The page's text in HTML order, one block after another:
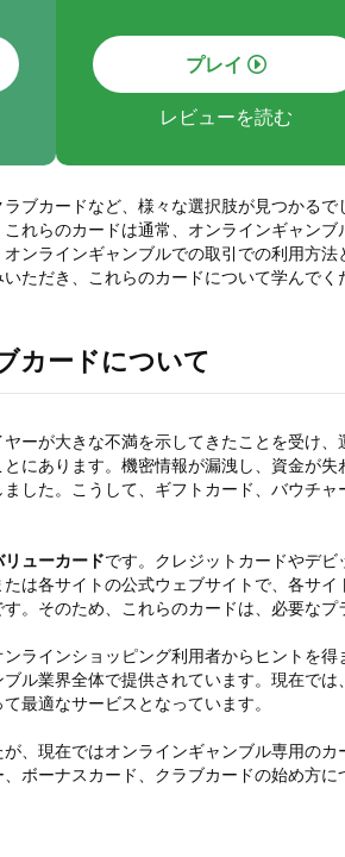
プレイ
レビューを読む
ブカードなど、様々な選択肢が見つかる
れらのカードは通常、オンラインギャン
ンラインギャンブルでの取引での利用方
ただき、これらのカードについて学んで
カードについて
ーが大きな不満を示してきたことを受け
あります。機密情報が漏洩し、資金が失
した。こうして、ギフトカード、バウチ
ューカードです。クレジットカードやデ
は各サイトの公式ウェブサイトで、各サ
す。そのため、これらのカードは、必要なプ
ラインショッピング利用者からヒントを
ル業界全体で提供されています。現在で
最適なサービスとなっています。
、現在ではオンラインギャンブル専用の
ーナスカード、クラブカードの始め方に